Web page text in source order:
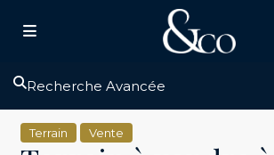
Recherche Avancée
Terrain Vente